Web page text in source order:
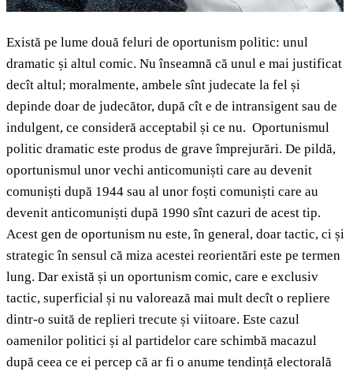
Există pe lume două feluri de oportunism politic: unul
dramatic și altul comic. Nu înseamnă că unul e mai justificat
decît altul; moralmente, ambele sînt judecate la fel și
depinde doar de judecător, după cît e de intransigent sau de
indulgent, ce consideră acceptabil și ce nu. Oportunismul
politic dramatic este produs de grave împrejurări. De pildă,
oportunismul unor vechi anticomuniști care au devenit
comuniști după 1944 sau al unor foști comuniști care au
devenit anticomuniști după 1990 sînt cazuri de acest tip.
Acest gen de oportunism nu este, în general, doar tactic, ci și
strategic în sensul că miza acestei reorientări este pe termen
lung. Dar există și un oportunism comic, care e exclusiv
tactic, superficial și nu valorează mai mult decît o repliere
dintr-o suită de replieri trecute și viitoare. Este cazul
oamenilor politici și al partidelor care schimbă macazul
după ceea ce ei percep că ar fi o anume tendință electorală